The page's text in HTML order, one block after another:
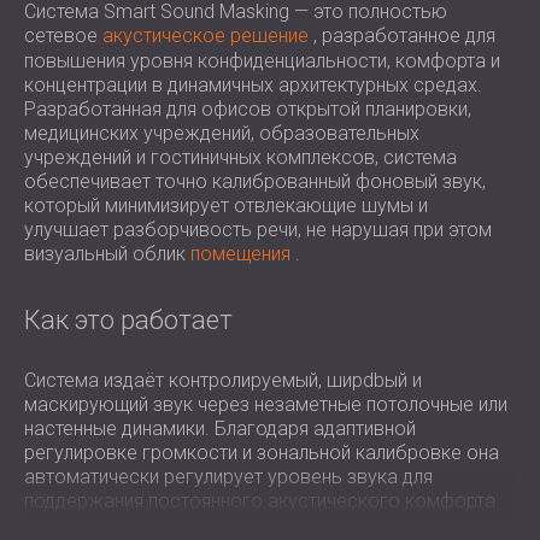
ЗВУКОИЗОЛЯЦИЯ И АКУСТИКА ДЛЯ
ЗАЛЫ
ЗВУКОИЗОЛЯЦИЯ И АКУСТИЧЕСКИЕ
РЕШЕНИЯ ДЛЯ ТОРГОВЫХ
ПОМЕЩЕНИЙ
ЗВУКОИЗОЛЯЦИЯ И АКУСТИКА ДЛЯ
ОБРАЗОВАТЕЛЬНЫХ УЧРЕЖДЕНИЙ
SOUND INSULATION AND ACOUSTICS
FOR HEALTH CARE FACILITIES
АКУСТИЧЕСКИЕ РЕШЕНИЯ ДЛЯ
ЗВУКОИЗОЛЯЦИОННЫЕ И
АКУСТИЧЕСКИЕ РЕШЕНИЯ ДЛЯ
ЦЕНТРОВ ОБРАБОТКИ ДАННЫХ
ROMÂNIA (RO)
POLAND (PL)
FINLAND (FI)
USA (US)
SOUTH AFRICA (ZA)
Система Smart Sound Masking — это полностью
сетевое акустическое решение , разработанное для
повышения уровня конфиденциальности, комфорта и
концентрации в динамичных архитектурных средах.
Разработанная для офисов открытой планировки,
медицинских учреждений, образовательных
учреждений и гостиничных комплексов, система
обеспечивает точно калиброванный фоновый звук,
который минимизирует отвлекающие шумы и
улучшает разборчивость речи, не нарушая при этом
визуальный облик помещения .
Как это работает
Система издаёт контролируемый, ширdbый и
маскирующий звук через незаметные потолочные или
настенные динамики. Благодаря адаптивной
регулировке громкости и зональной калибровке она
автоматически регулирует уровень звука для
поддержания постоянного акустического комфорта